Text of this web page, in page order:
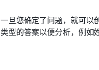
一旦您确定了问题，就可以
类型的答案以便分析，例如